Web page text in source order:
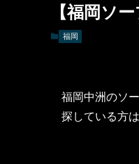
【福岡ソ
福岡
福岡中洲のソ
探している方